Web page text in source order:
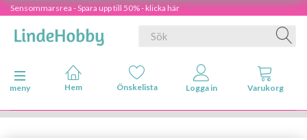
Sensommarsrea - Spara upp till 50% - klicka här
Ändra navigering
meny